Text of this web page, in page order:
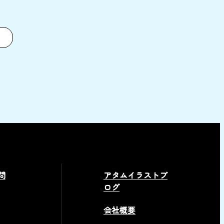
アタムイラストブ
ログ
会社概要